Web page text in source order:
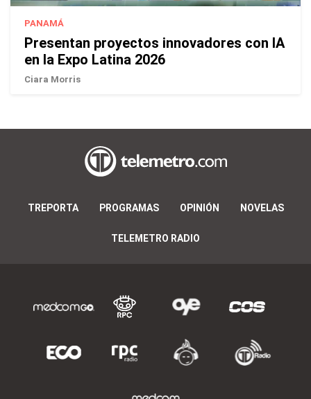
PANAMÁ
Presentan proyectos innovadores con IA
en la Expo Latina 2026
Ciara Morris
TREPORTA PROGRAMAS OPINIÓN NOVELAS
TELEMETRO RADIO